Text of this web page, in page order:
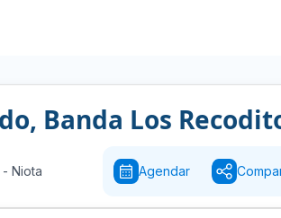
Banda Los
- Niota Agendar